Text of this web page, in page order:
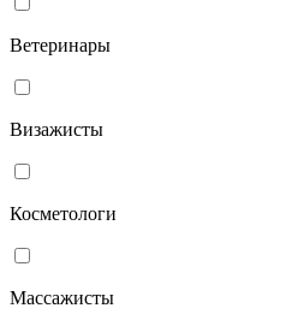
Ветеринары
Визажисты
Косметологи
Массажисты